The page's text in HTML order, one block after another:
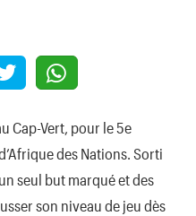
Cap-Vert, pour le 5e
des Nations. Sorti
seul but marqué et des
son niveau de jeu dès